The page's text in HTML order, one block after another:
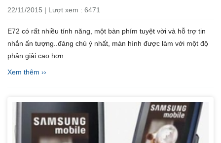
22/11/2015 | Lượt xem : 6471
E72 có rất nhiều tính năng, một bàn phím tuyệt vời và hỗ trợ tin
nhắn ấn tượng..đáng chú ý nhất, màn hình được làm với một độ
phân giải cao hơn
Xem thêm ››